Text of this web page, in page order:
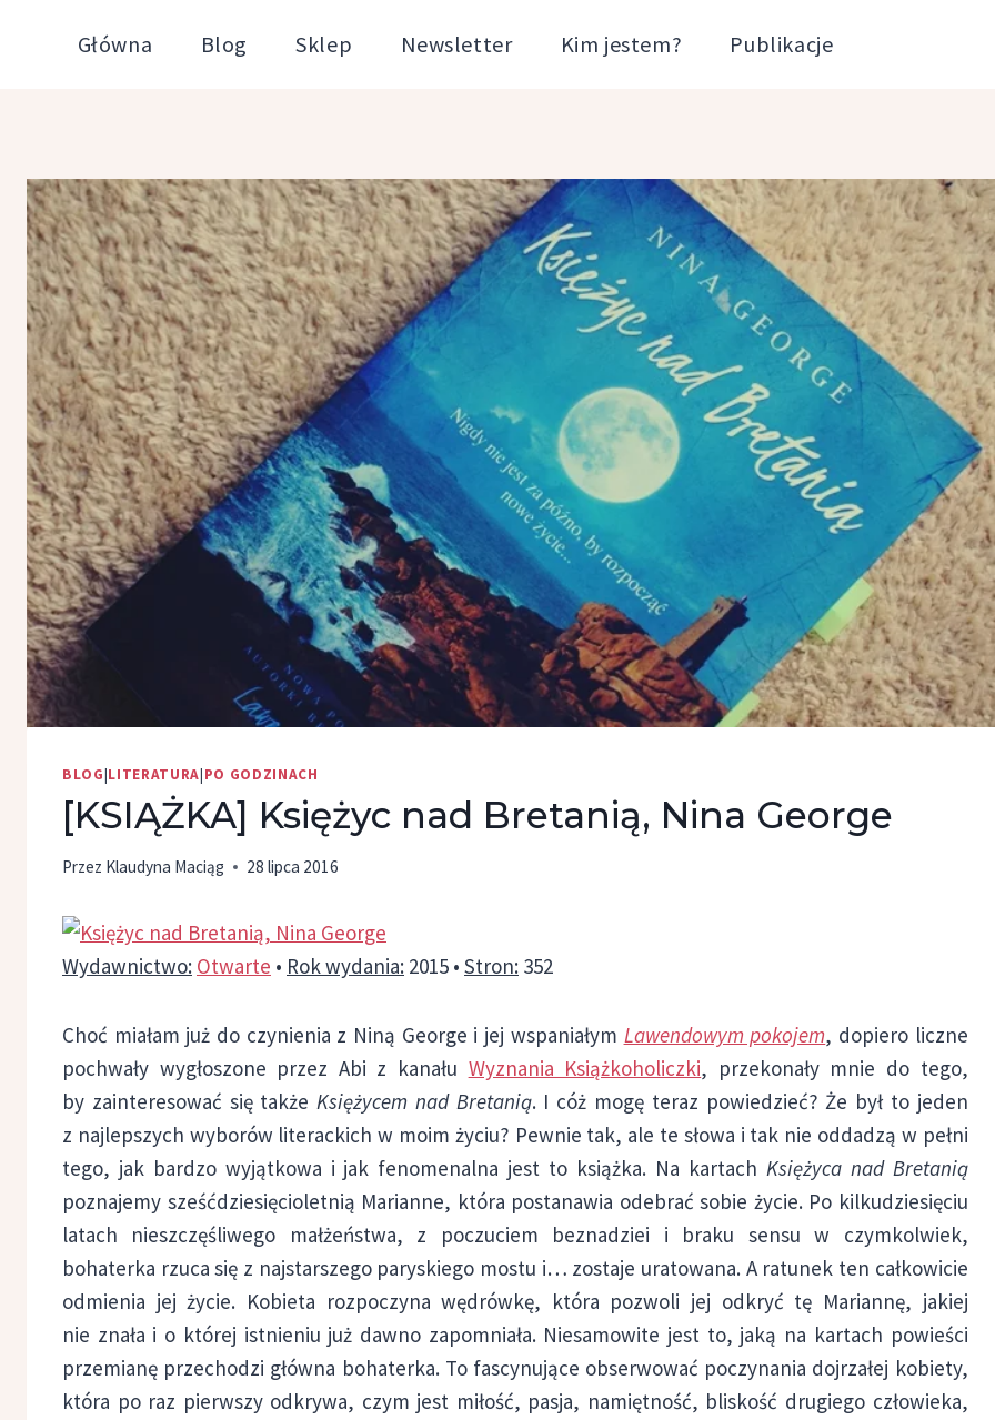
Główna Blog Sklep Newsletter Kim jestem? Publikacje
BLOG|LITERATURA|PO GODZINACH
[KSIĄŻKA] Księżyc nad Bretanią, Nina George
Przez Klaudyna Maciąg 28 lipca 2016
Wydawnictwo: Otwarte • Rok wydania: 2015 • Stron: 352
Choć miałam już do czynienia z Niną George i jej wspaniałym Lawendowym pokojem, dopiero liczne
pochwały wygłoszone przez Abi z kanału Wyznania Książkoholiczki, przekonały mnie do tego,
by zainteresować się takżeKsiężycem nad Bretanią. I cóż mogę teraz powiedzieć? Że był to jeden
z najlepszych wyborów literackich w moim życiu? Pewnie tak, ale te słowa i tak nie oddadzą w pełni
tego, jak bardzo wyjątkowa i jak fenomenalna jest to książka. Na kartach Księżyca nad Bretanią
poznajemy sześćdziesięcioletnią Marianne, która postanawia odebrać sobie życie. Po kilkudziesięciu
latach nieszczęśliwego małżeństwa, z poczuciem beznadziei i braku sensu w czymkolwiek,
bohaterka rzuca się z najstarszego paryskiego mostu i… zostaje uratowana. A ratunek ten całkowicie
odmienia jej życie. Kobieta rozpoczyna wędrówkę, która pozwoli jej odkryć tę Mariannę, jakiej
nie znała i o której istnieniu już dawno zapomniała. Niesamowite jest to, jaką na kartach powieści
przemianę przechodzi główna bohaterka. To fascynujące obserwować poczynania dojrzałej kobiety,
która po raz pierwszy odkrywa, czym jest miłość, pasja, namiętność, bliskość drugiego człowieka,